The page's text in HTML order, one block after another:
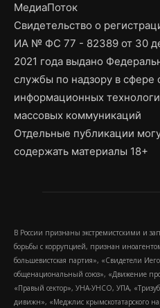
МедиаПоток
Свидетельство о
ИА № ФС 77 - 82389 от 30
2021 года выдано
службы по надзору в сфере
информационных
массовых коммуникаций
Отдельные публикации
содержать материалы 18+
В России признаны экстремистскими и
борьбы с коррупцией, признан
большевистская партия», «Свидетели
общенациональный союз», «Движение
«Правый сектор», УНА-УНСО, УПА,
дивижн», «Меджлис крымскотатарского